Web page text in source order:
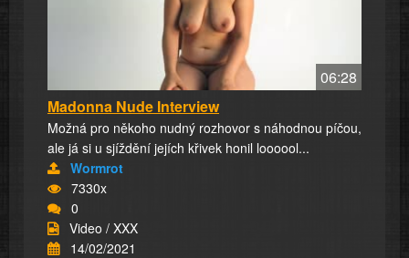
06:28
Madonna Nude Interview
Možná pro někoho nudný rozhovor s náhodnou píčou,
ale já si u sjíždění jejích křivek honil loooool...
Wormrot
7330x
0
Video / XXX
14/02/2021